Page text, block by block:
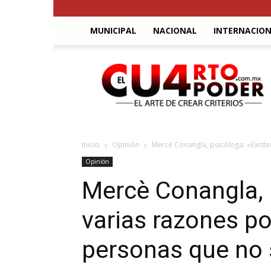
MUNICIPAL NACIONAL
El
Cuarto
Poder
Inicio Opinión Mercè Conangla, psicóloga:
Opinión
Mercè
varias razones
personas que